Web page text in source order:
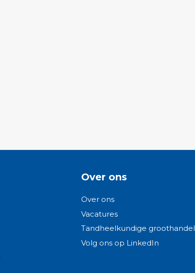
Over ons
Over ons
Vacatures
Tandheelkundige groothandel
Volg ons op LinkedIn